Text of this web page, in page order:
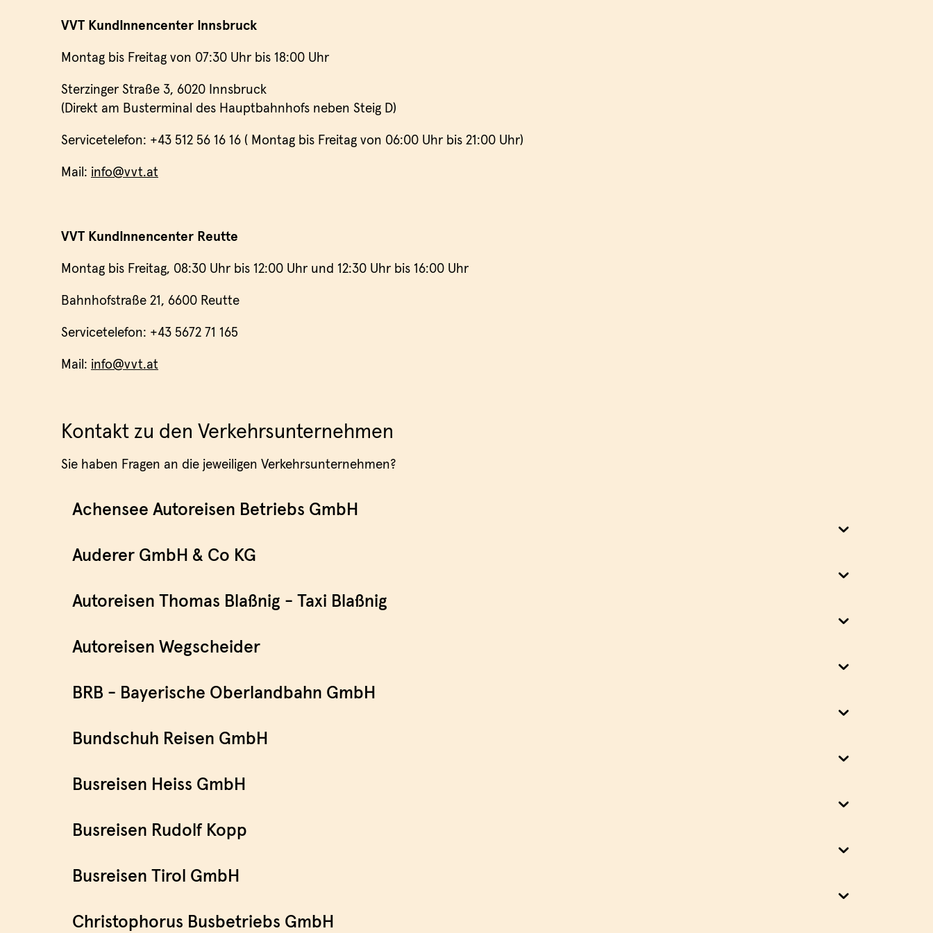
VVT KundInnencenter Innsbruck
Montag bis Freitag von 07:30 Uhr bis 18:00 Uhr
Sterzinger Straße 3, 6020 Innsbruck
(Direkt am Busterminal des Hauptbahnhofs neben Steig D)
Servicetelefon: +43 512 56 16 16 ( Montag bis Freitag von 06:00 Uhr bis 21:00 Uhr)
Mail: info@vvt.at
VVT KundInnencenter Reutte
Montag bis Freitag, 08:30 Uhr bis 12:00 Uhr und 12:30 Uhr bis 16:00 Uhr
Bahnhofstraße 21, 6600 Reutte
Servicetelefon: +43 5672 71 165
Mail: info@vvt.at
Kontakt zu den Verkehrsunternehmen
Sie haben Fragen an die jeweiligen Verkehrsunternehmen?
Achensee Autoreisen Betriebs GmbH
Auderer GmbH & Co KG
Autoreisen Thomas Blaßnig - Taxi Blaßnig
Autoreisen Wegscheider
BRB - Bayerische Oberlandbahn GmbH
Bundschuh Reisen GmbH
Busreisen Heiss GmbH
Busreisen Rudolf Kopp
Busreisen Tirol GmbH
Christophorus Busbetriebs GmbH